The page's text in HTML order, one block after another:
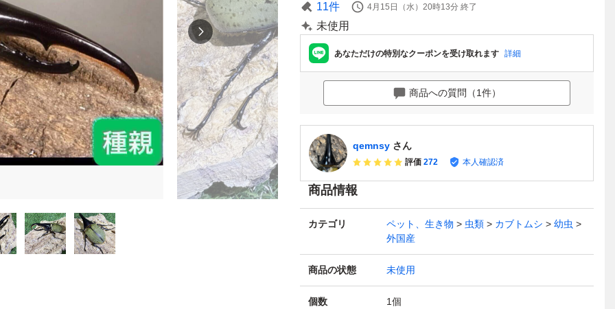
11件 4月15日（水）20時13分 終了
未使用
あなただけの特別なクーポンを受け取れます 詳細
商品への質問（1件）
qemnsy さん
評価 272 本人確認済
商品情報
カテゴリ ペット、生き物 虫類 カブトムシ
幼虫
外国産
商品の状態 未使用
個数 1個